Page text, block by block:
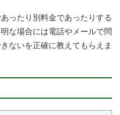
ったり別料金であったりする
な場合には電話やメールで問
ないを正確に教えてもらえま